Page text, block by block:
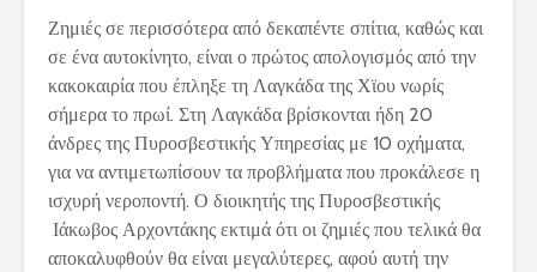
Ζημιές σε περισσότερα από δεκαπέντε σπίτια, καθώς και
σε ένα αυτοκίνητο, είναι ο πρώτος απολογισμός από την
κακοκαιρία που έπληξε τη Λαγκάδα της Χϊου νωρίς
σήμερα το πρωί. Στη Λαγκάδα βρίσκονται ήδη 20
άνδρες της Πυροσβεστικής Υπηρεσίας με 10 οχήματα,
για να αντιμετωπίσουν τα προβλήματα που προκάλεσε η
ισχυρή νεροποντή. Ο διοικητής της Πυροσβεστικής
Ιάκωβος Αρχοντάκης εκτιμά ότι οι ζημιές που τελικά θα
αποκαλυφθούν θα είναι μεγαλύτερες, αφού αυτή την